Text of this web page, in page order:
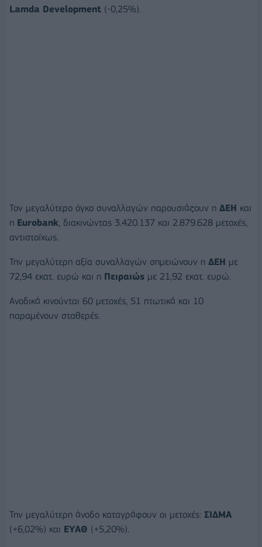
Lamda Development (-0,25%).
Τον μεγαλύτερο όγκο συναλλαγών παρουσιάζουν η ΔΕΗ και
η Eurobank, διακινώντας 3.420.137 και 2.879.628 μετοχές,
αντιστοίχως.
Την μεγαλύτερη αξία συναλλαγών σημειώνουν η ΔΕΗ με
72,94 εκατ. ευρώ και η Πειραιώς με 21,92 εκατ. ευρώ.
Ανοδικά κινούνται 60 μετοχές, 51 πτωτικά και 10
παραμένουν σταθερές.
Την μεγαλύτερη άνοδο καταγράφουν οι μετοχές: ΣΙΔΜΑ
(+6,02%) και ΕΥΑΘ (+5,20%).